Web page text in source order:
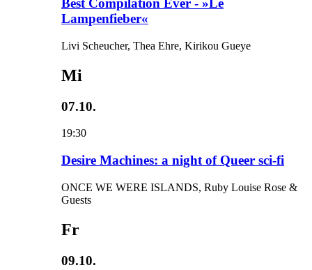
Best Compilation Ever - »Le
Lampenfieber«
Livi Scheucher, Thea Ehre, Kirikou Gueye
Mi
07.10.
19:30
Desire Machines: a night of Queer sci-fi
ONCE WE WERE ISLANDS, Ruby Louise Rose &
Guests
Fr
09.10.